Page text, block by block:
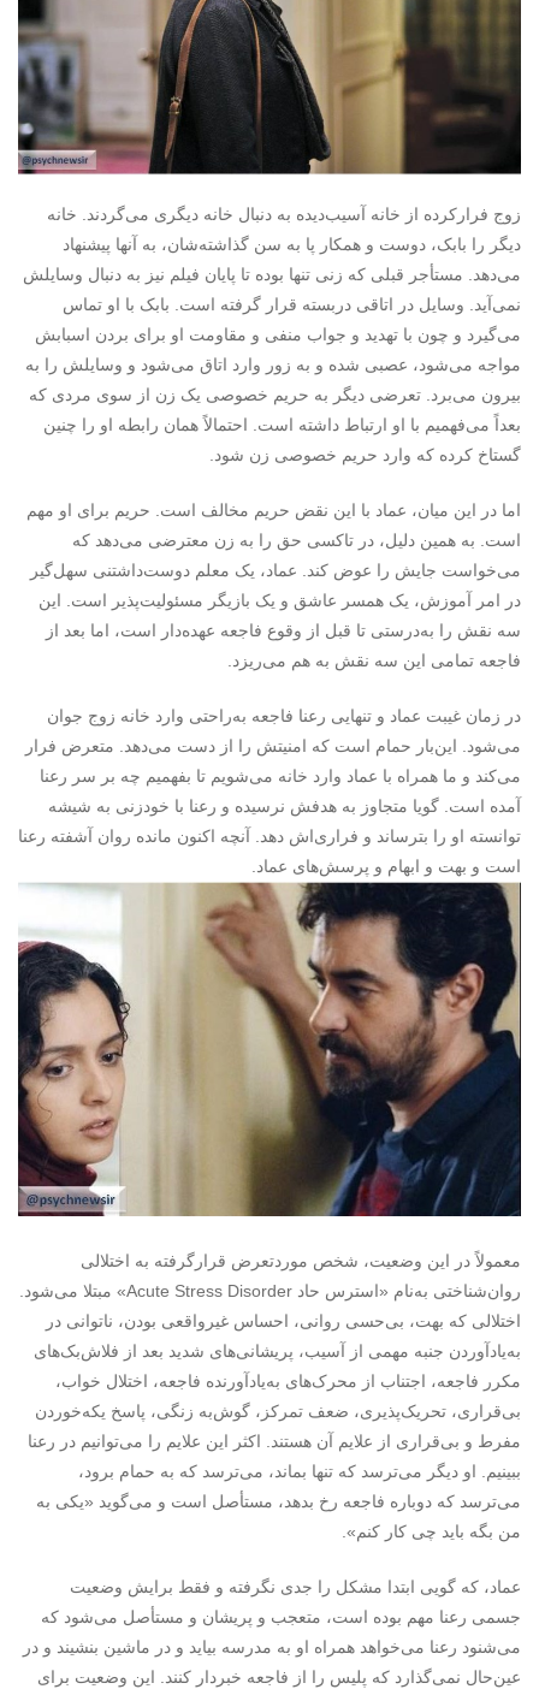
زوج فرارکرده از خانه آسیب‌دیده به دنبال خانه دیگری می‌گردند. خانه
دیگر را بابک، دوست و همکار پا به ‌سن گذاشته‌شان، به آنها پیشنهاد
می‌دهد. مستأجر قبلی که زنی تنها بوده تا پایان فیلم نیز به دنبال وسایلش
نمی‌آید. وسایل در اتاقی دربسته قرار گرفته است. بابک با او تماس
می‌گیرد و چون با تهدید و جواب منفی و مقاومت او برای بردن اسبابش
مواجه می‌شود،‌ عصبی شده و به زور وارد اتاق می‌شود و وسایلش را به
بیرون می‌برد. تعرضی دیگر به حریم خصوصی یک زن از سوی مردی که
بعداً می‌فهمیم با او ارتباط داشته است. احتمالاً همان رابطه او را چنین
گستاخ کرده که وارد حریم خصوصی زن شود.
اما در این میان، عماد با این نقض حریم مخالف است. حریم برای او مهم
است. به همین دلیل، در تاکسی حق را به زن معترضی می‌دهد که
می‌خواست جایش را عوض کند. عماد، یک معلم دوست‌داشتنی سهل‌گیر
در امر آموزش، یک همسر عاشق و یک بازیگر مسئولیت‌پذیر است. این
سه نقش را به‌درستی تا قبل از وقوع فاجعه عهده‌دار است، اما بعد از
فاجعه تمامی این سه نقش به هم می‌ریزد.
در زمان غیبت عماد و تنهایی رعنا فاجعه به‌راحتی وارد خانه زوج جوان
می‌شود. این‌بار حمام است که امنیتش را از دست می‌دهد. متعرض فرار
می‌کند و ما همراه با عماد وارد خانه می‌شویم تا بفهمیم چه بر سر رعنا
آمده است. گویا متجاوز به هدفش نرسیده و رعنا با خودزنی به شیشه
توانسته او را بترساند و فراری‌اش دهد. آنچه اکنون مانده روان آشفته رعنا
است و بهت و ابهام و پرسش‌های عماد.
معمولاً در این وضعیت، شخص موردتعرض قرارگرفته به اختلالی
روان‌شناختی به‌نام «استرس حاد Acute Stress Disorder» مبتلا می‌شود.
اختلالی که بهت، بی‌حسی روانی، احساس غیرواقعی بودن، ناتوانی در
به‌یادآوردن جنبه مهمی از آسیب، پریشانی‌های شدید بعد از فلاش‌بک‌های
مکرر فاجعه، اجتناب از محرک‌های به‌یادآورنده فاجعه، اختلال خواب،
بی‌قراری، تحریک‌پذیری، ضعف تمرکز، گوش‌به زنگی، پاسخ یکه‌خوردن
مفرط و بی‌قراری از علایم آن هستند. اکثر این علایم را می‌توانیم در رعنا
ببینیم. او دیگر می‌ترسد که تنها بماند، می‌ترسد که به حمام برود،
می‌ترسد که دوباره فاجعه رخ بدهد، مستأصل است و می‌گوید «یکی به
من بگه باید چی کار کنم».
عماد، که گویی ابتدا مشکل را جدی نگرفته و فقط برایش وضعیت
جسمی رعنا مهم بوده است، متعجب و پریشان و مستأصل می‌شود که
می‌شنود رعنا می‌خواهد همراه او به مدرسه بیاید و در ماشین بنشیند و در
عین‌حال نمی‌گذارد که پلیس را از فاجعه خبردار کنند. این وضعیت برای